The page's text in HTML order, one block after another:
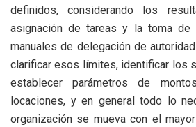
definidos, considerando los
asignación de tareas y la toma de
manuales de delegación de
clarificar esos límites, identificar los
establecer parámetros de
locaciones, y en general todo lo
organización se mueva con el